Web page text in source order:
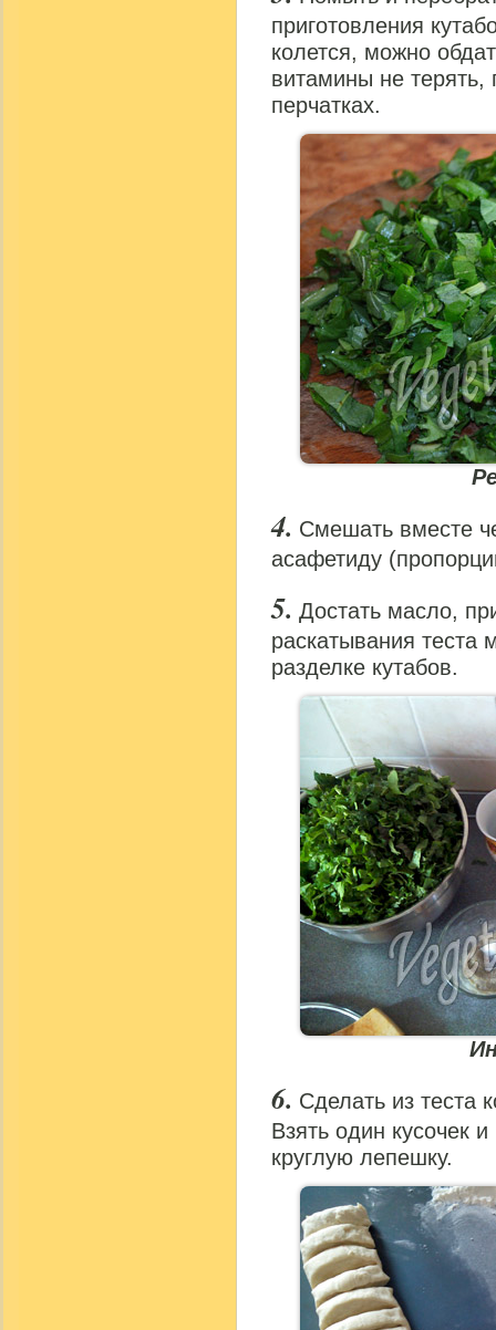
приготовления
колется, можно
витамины не терять,
перчатках.
Смешать вместе
асафетиду
Достать масло,
раскатывания теста
разделке кутабов.
Сделать из теста
Взять один кусочек
круглую лепешку.